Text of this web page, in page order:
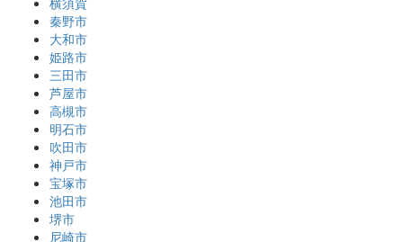
秦野市
大和市
姫路市
三田市
芦屋市
高槻市
明石市
吹田市
神戸市
宝塚市
池田市
堺市
尼崎市